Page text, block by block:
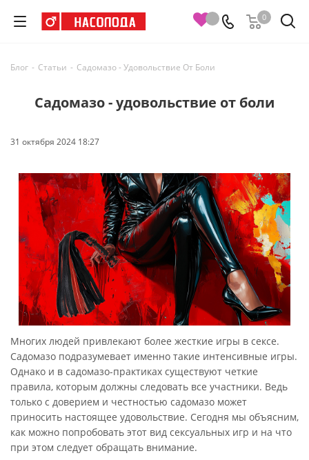
0
Блог - Статьи - Садомазо - Удовольствие От Боли
Садомазо - удовольствие от боли
31 октября 2024 18:27
Многих людей привлекают более жесткие игры в сексе.
Садомазо подразумевает именно такие интенсивные игры.
Однако и в садомазо-практиках существуют четкие
правила, которым должны следовать все участники. Ведь
только с доверием и честностью садомазо может
приносить настоящее удовольствие. Сегодня мы объясним,
как можно попробовать этот вид сексуальных игр и на что
при этом следует обращать внимание.